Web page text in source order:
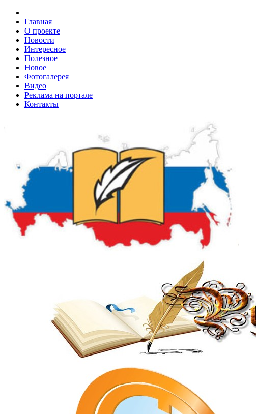
Главная
О проекте
Новости
Интересное
Полезное
Новое
Фотогалерея
Видео
Реклама на портале
Контакты